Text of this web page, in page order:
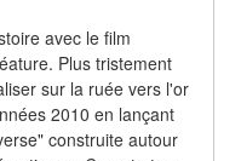
avec le film
Plus tristement
sur la ruée vers l'or
2010 en lançant
construite autour